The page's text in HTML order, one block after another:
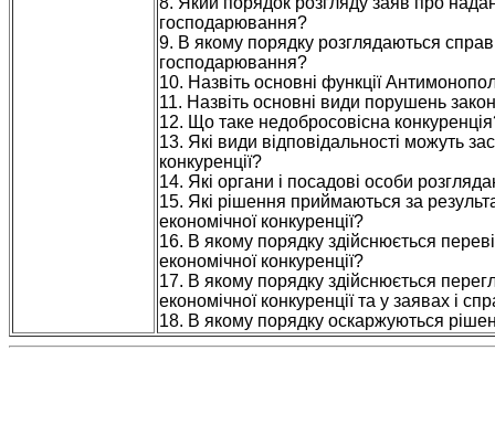
господарювання?
9. В якому порядку розглядаються
господарювання?
10. Назвіть основні функції
11. Назвіть основні види порушень
12. Що таке недобросовісна
13. Які види відповідальності можуть
конкуренції?
14. Які органи і посадові особи
15. Які рішення приймаються за
економічної конкуренції?
16. В якому порядку здійснюється
економічної конкуренції?
17. В якому порядку здійснюється
економічної конкуренції та у заявах і
18. В якому порядку оскаржуються